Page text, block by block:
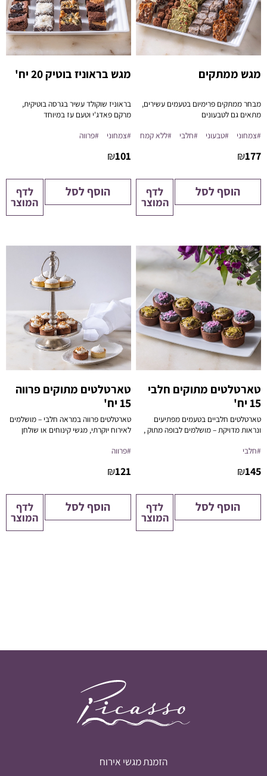
מגש ממתקים
מבחר ממתקים פרימיום בטעמים עשירים,
מתאים גם לטבעונים
#צמחוני
#טבעוני #חלבי #ללא קמח
177
₪
הוסף לסל לדף
המוצר
מגש בראוניז בוטיק 20 יח'
בראוניז שוקולד עשיר בגרסה בוטיקית,
מרקם פאדג'י וטעם עז במיוחד
#צמחוני
#פרווה
101
₪
הוסף לסל לדף
המוצר
טארטלטים מתוקים חלבי
15 יח'
טארטלטים חלביים בטעמים מפתיעים
ונראות מדויקת – מושלמים לבופה מתוק ,
#חלבי
145
₪
הוסף לסל לדף
המוצר
טארטלטים מתוקים פרווה
15 יח'
טארטלטים פרווה במראה חלבי – מושלמים
לאירוח יוקרתי, מגשי קינוחים או שולחן
#פרווה
121
₪
הוסף לסל לדף
המוצר
הזמנת מגשי אירוח